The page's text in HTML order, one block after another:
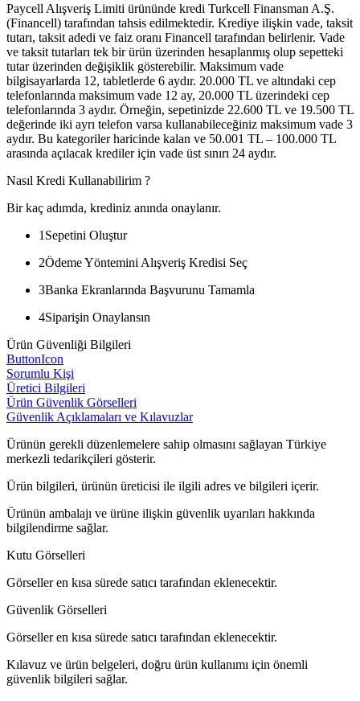
Paycell Alışveriş Limiti ürününde kredi Turkcell Finansman A.Ş.
(Financell) tarafından tahsis edilmektedir. Krediye ilişkin vade, taksit
tutarı, taksit adedi ve faiz oranı Financell tarafından belirlenir. Vade
ve taksit tutarları tek bir ürün üzerinden hesaplanmış olup sepetteki
tutar üzerinden değişiklik gösterebilir. Maksimum vade
bilgisayarlarda 12, tabletlerde 6 aydır. 20.000 TL ve altındaki cep
telefonlarında maksimum vade 12 ay, 20.000 TL üzerindeki cep
telefonlarında 3 aydır. Örneğin, sepetinizde 22.600 TL ve 19.500 TL
değerinde iki ayrı telefon varsa kullanabileceğiniz maksimum vade 3
aydır. Bu kategoriler haricinde kalan ve 50.001 TL – 100.000 TL
arasında açılacak krediler için vade üst sınırı 24 aydır.
Nasıl Kredi Kullanabilirim ?
Bir kaç adımda, krediniz anında onaylanır.
1 Sepetini Oluştur
2Ödeme Yöntemini Alışveriş Kredisi Seç
3Banka Ekranlarında Başvurunu Tamamla
4Siparişin Onaylansın
Ürün Güvenliği Bilgileri
ButtonIcon
Sorumlu Kişi
Üretici Bilgileri
Ürün Güvenlik Görselleri
Güvenlik Açıklamaları ve Kılavuzlar
Ürünün gerekli düzenlemelere sahip olmasını sağlayan Türkiye
merkezli tedarikçileri gösterir.
Ürün bilgileri, ürünün üreticisi ile ilgili adres ve bilgileri içerir.
Ürünün ambalajı ve ürüne ilişkin güvenlik uyarıları hakkında
bilgilendirme sağlar.
Kutu Görselleri
Görseller en kısa sürede satıcı tarafından eklenecektir.
Güvenlik Görselleri
Görseller en kısa sürede satıcı tarafından eklenecektir.
Kılavuz ve ürün belgeleri, doğru ürün kullanımı için önemli
güvenlik bilgileri sağlar.